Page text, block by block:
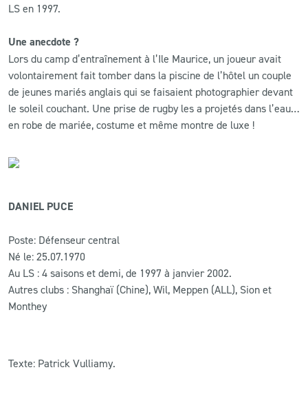
LS en 1997.
Une anecdote ?
Lors du camp d’entraînement à l’Ile Maurice, un joueur avait
volontairement fait tomber dans la piscine de l’hôtel un couple
de jeunes mariés anglais qui se faisaient photographier devant
le soleil couchant. Une prise de rugby les a projetés dans l’eau…
en robe de mariée, costume et même montre de luxe !
DANIEL PUCE
Poste: Défenseur central
Né le: 25.07.1970
Au LS : 4 saisons et demi, de 1997 à janvier 2002.
Autres clubs : Shanghaï (Chine), Wil, Meppen (ALL), Sion et
Monthey
Texte: Patrick Vulliamy.